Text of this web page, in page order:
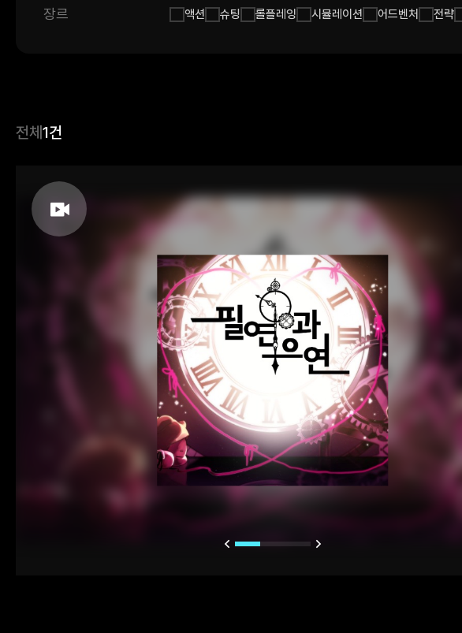
장르 액션 슈팅 롤플레잉 시뮬레이션 어드벤처 전략
전체 1건